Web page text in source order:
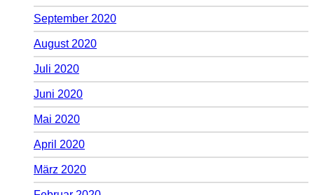
September 2020
August 2020
Juli 2020
Juni 2020
Mai 2020
April 2020
März 2020